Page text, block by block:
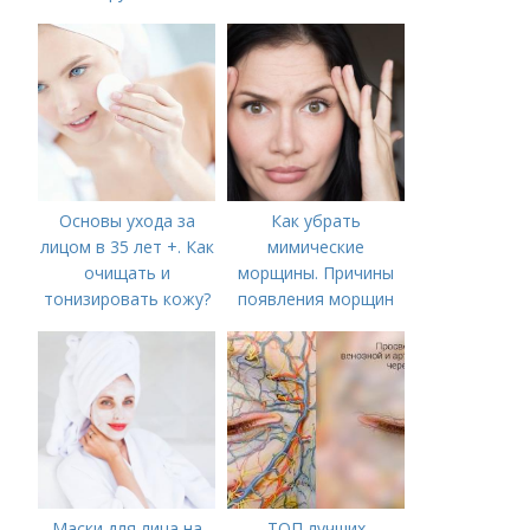
Основы ухода за
лицом в 35 лет +. Как
очищать и
тонизировать кожу?
Как убрать
мимические
морщины. Причины
появления морщин